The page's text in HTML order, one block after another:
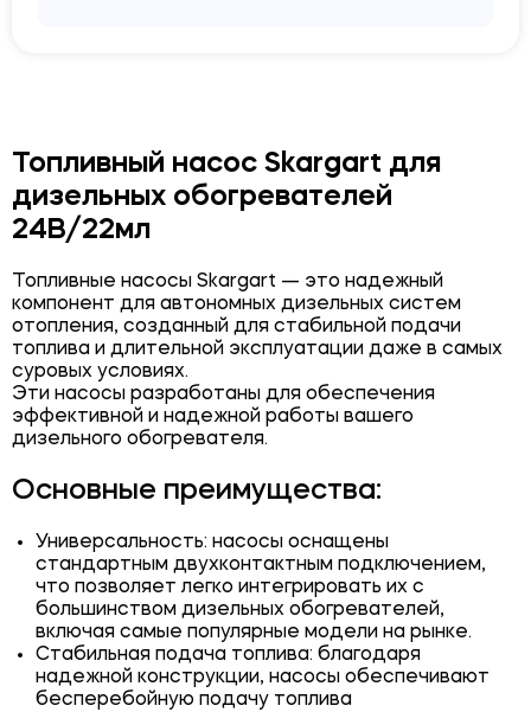
Топливный насос Skargart для
дизельных обогревателей
24В/22мл
Топливные насосы Skargart — это надежный
компонент для автономных дизельных систем
отопления, созданный для стабильной подачи
топлива и длительной эксплуатации даже в самых
суровых условиях.
Эти насосы разработаны для обеспечения
эффективной и надежной работы вашего
дизельного обогревателя.
Основные преимущества:
Универсальность: насосы оснащены
стандартным двухконтактным подключением,
что позволяет легко интегрировать их с
большинством дизельных обогревателей,
включая самые популярные модели на рынке.
Стабильная подача топлива: благодаря
надежной конструкции, насосы обеспечивают
бесперебойную подачу топлива